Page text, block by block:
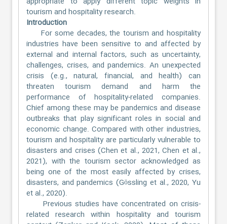
tourism and hospitality research.
Introduction
For some decades, the tourism and hospitality
industries have been sensitive to and affected by
external and internal factors, such as uncertainty,
challenges, crises, and pandemics. An unexpected
crisis (e.g., natural, financial, and health) can
threaten tourism demand and harm the
performance of hospitality-related companies.
Chief among these may be pandemics and disease
outbreaks that play significant roles in social and
economic change. Compared with other industries,
tourism and hospitality are particularly vulnerable to
disasters and crises (Chen et al., 2021, Chen et al.,
2021), with the tourism sector acknowledged as
being one of the most easily affected by crises,
disasters, and pandemics (Gössling et al., 2020, Yu
et al., 2020).
Previous studies have concentrated on crisis-
related research within hospitality and tourism